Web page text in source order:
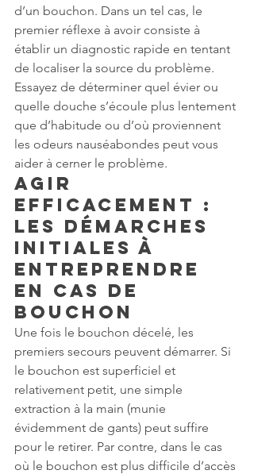
d’un bouchon. Dans un tel cas, le
premier réflexe à avoir consiste à
établir un diagnostic rapide en tentant
de localiser la source du problème.
Essayez de déterminer quel évier ou
quelle douche s’écoule plus lentement
que d’habitude ou d’où proviennent
les odeurs nauséabondes peut vous
aider à cerner le problème.
Agir
efficacement :
les démarches
initiales à
entreprendre
en cas de
bouchon
Une fois le bouchon décelé, les
premiers secours peuvent démarrer. Si
le bouchon est superficiel et
relativement petit, une simple
extraction à la main (munie
évidemment de gants) peut suffire
pour le retirer. Par contre, dans le cas
où le bouchon est plus difficile d’accès